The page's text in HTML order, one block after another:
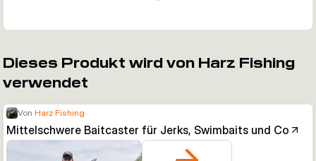
Dieses Produkt wird von Harz Fishing
verwendet
Von Harz Fishing
Mittelschwere Baitcaster für Jerks, Swimbaits und Co